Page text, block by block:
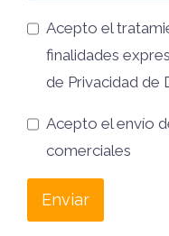
Acepto el
finalidades
de Privacidad de
Acepto el envío
comerciales
Enviar